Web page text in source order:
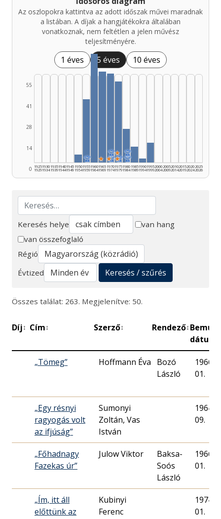
Az oszlopokra kattintva az adott időszak művei maradnak
a listában. A díjak a hangjátékokra általában
vonatkoznak, nem feltétlen a jelen művész
teljesítményére.
1 éves 5 éves 10 éves
0
14
28
41
55
1925
1929
1930
1934
1935
1939
1940
1944
1945
1949
1950
1954
🏆
1955
1959
1960
1964
★
1965
1969
🏆
🏆
★
1970
1974
🏆
★
★
1975
1979
🏆
🏆
1980
1984
1985
1989
1990
1994
1995
1999
2000
2004
2005
2009
2010
2014
2015
2019
2020
2024
2025
2026
Keresés
Keresés helye
van hang
van összefoglaló
Régió
Évtized
Keresés / szűrés
Összes találat: 263. Megjelenítve: 50.
Díj↕ Cím↕ Szerző↕ Rendező↕
dátuma
„Tömeg” Hoffmann Éva
Bozó
László
1966.
01.
„Egy résnyi
ragyogás volt
az ifjúság”
Sumonyi
Zoltán, Vas
István
1964.
09.
„Főhadnagy
Fazekas úr”
Julow Viktor
Baksa-
Soós
László
1966.
01.
„Ím, itt áll
előttünk az
Kubinyi
Ferenc
1974.
01.